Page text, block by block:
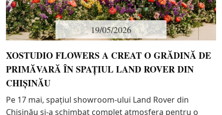
19/05/2026
XOSTUDIO FLOWERS A CREAT O GRĂDINĂ DE
PRIMĂVARĂ ÎN SPAȚIUL LAND ROVER DIN
CHIȘINĂU
Pe 17 mai, spațiul showroom-ului Land Rover din
Chișinău și-a schimbat complet atmosfera pentru o